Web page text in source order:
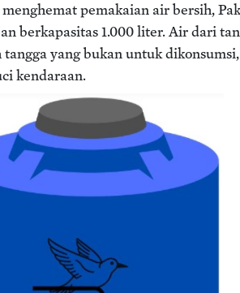
pemakaian air bersih,
berkapasitas 1.000 liter. Air dari
tangga yang bukan untuk
kendaraan.